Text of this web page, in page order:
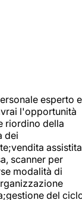
esperto e
l'opportunità
riordino della
dei
assistita
scanner per
modalità di
del